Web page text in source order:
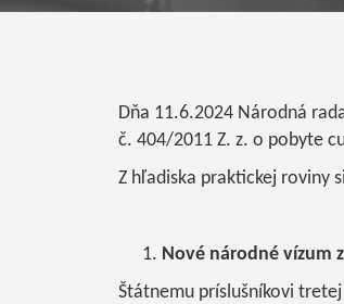
Dňa 11.6.2024 Národná
č. 404/2011 Z. z. o pobyte
Z hľadiska praktickej roviny
Nové národné vízum
Štátnemu príslušníkovi